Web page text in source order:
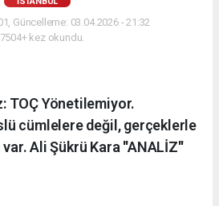
Güncelleme: 03.04.2026 - 21:32
kez okundu.
TOÇ Yönetilemiyor.
cümlelere değil, gerçeklerle
Ali Şükrü Kara ''ANALİZ''